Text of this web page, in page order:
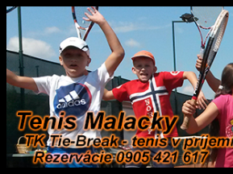
Tenis Malacky
TK Tie-Break - tenis